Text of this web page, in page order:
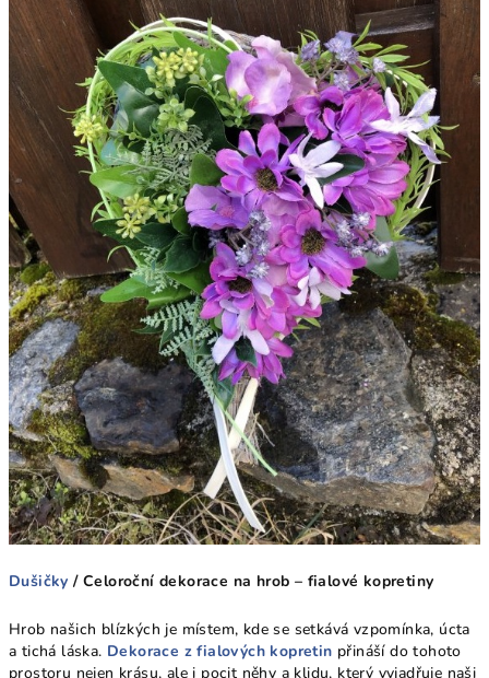
Dušičky / Celoroční dekorace na hrob – fialové kopretiny
Hrob našich blízkých je místem, kde se setkává vzpomínka, úcta
a tichá láska. Dekorace z fialových kopretin přináší do tohoto
prostoru nejen krásu, ale i pocit něhy a klidu, který vyjadřuje naši